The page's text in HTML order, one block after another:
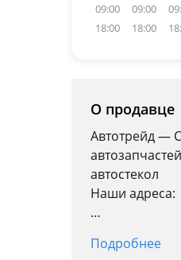
09:00
18:00
09:00
18:00
О продавце
Автотрейд —
автостекол
Наши адреса:
Ул. Пушкина,
Подробнее